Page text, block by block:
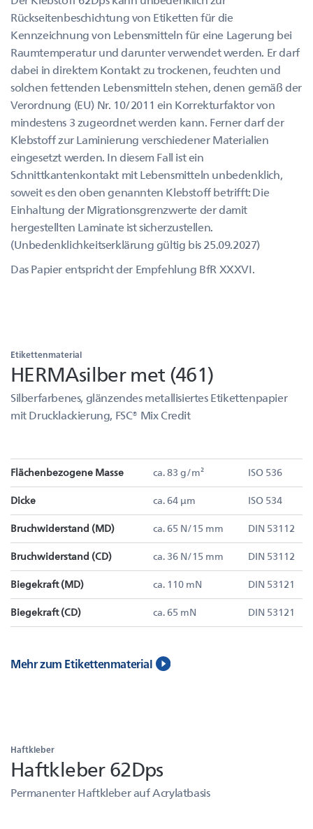
Rückseitenbeschichtung von Etiketten für die
Kennzeichnung von Lebensmitteln für eine Lagerung bei
Raumtemperatur und darunter verwendet werden. Er darf
dabei in direktem Kontakt zu trockenen, feuchten und
solchen fettenden Lebensmitteln stehen, denen gemäß der
Verordnung (EU) Nr. 10/2011 ein Korrekturfaktor von
mindestens 3 zugeordnet werden kann. Ferner darf der
Klebstoff zur Laminierung verschiedener Materialien
eingesetzt werden. In diesem Fall ist ein
Schnittkantenkontakt mit Lebensmitteln unbedenklich,
soweit es den oben genannten Klebstoff betrifft: Die
Einhaltung der Migrationsgrenzwerte der damit
hergestellten Laminate ist sicherzustellen.
(Unbedenklichkeitserklärung gültig bis 25.09.2027)
Das Papier entspricht der Empfehlung BfR XXXVI.
Etikettenmaterial
HERMAsilber met (461)
Silberfarbenes, glänzendes metallisiertes Etikettenpapier
mit Drucklackierung, FSC® Mix Credit
Flächenbezogene Masse ca. 83 g/m² ISO 536
Dicke ca. 64 µm ISO 534
Bruchwiderstand (MD) ca. 65 N/15 mm DIN 53112
Bruchwiderstand (CD) ca. 36 N/15 mm DIN 53112
Biegekraft (MD) ca. 110 mN DIN 53121
Biegekraft (CD) ca. 65 mN DIN 53121
Mehr zum Etikettenmaterial
Haftkleber
Haftkleber 62Dps
Permanenter Haftkleber auf Acrylatbasis